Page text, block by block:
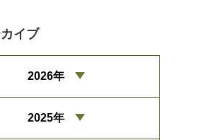
イブ
2026年
2025年